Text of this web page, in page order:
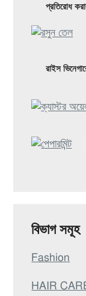
প্রতিরোধ
রাইস
বিভাগ সমূহ
Fashion
HAIR